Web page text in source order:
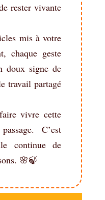
rester vivante
mis à votre
chaque geste
doux signe de
travail partagé
vivre cette
C’est
continue de
🌸🍃